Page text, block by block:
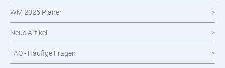
WM 2026 Planer
Neue Artikel
FAQ - Häufige Fragen